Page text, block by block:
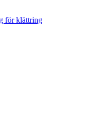
för klättring